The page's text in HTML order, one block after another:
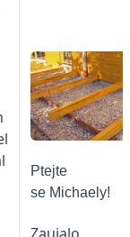
Ptejte
se Michaely!